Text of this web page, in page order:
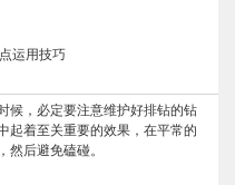
运用技巧
候，必定要注意维护好排钻的钻
起着至关重要的效果，在平常的
后避免磕碰。